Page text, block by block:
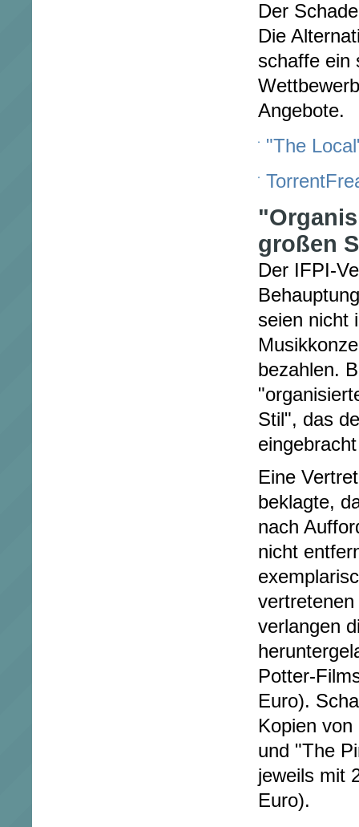
Der
Die
schaffe ein
Angebote.
"The
großen
Der IFPI-
seien nicht
bezahlen.
Stil", das
Eine
beklagte,
nach
nicht
verlangen
Potter-
Euro).
Kopien
und "The
jeweils mit
Euro).